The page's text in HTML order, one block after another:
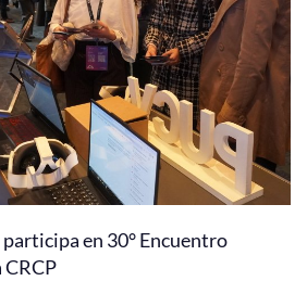
en 30° Encuentro
CRCP